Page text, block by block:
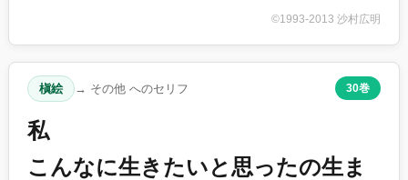
©1993-2013 沙村広明
槇絵 → その他 へのセリフ 30巻
私
こんなに生きたいと思ったの生ま